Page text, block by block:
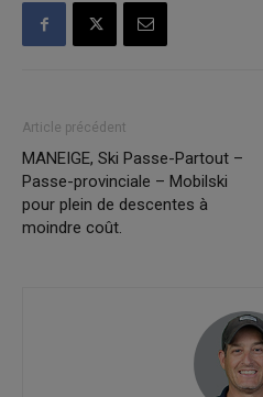
Article précédent
MANEIGE, Ski Passe-Partout –
Passe-provinciale – Mobilski
pour plein de descentes à
moindre coût.